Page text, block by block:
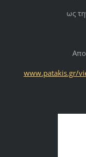
ως
www.patakis.gr/